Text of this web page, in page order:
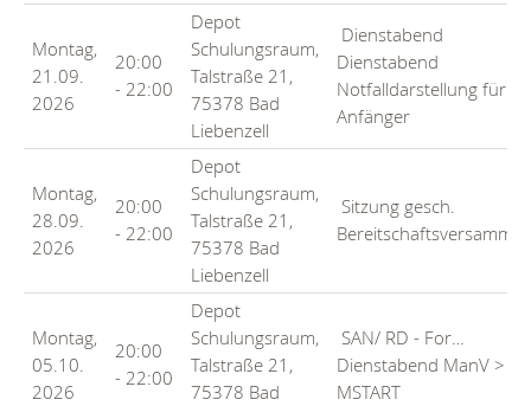
Montag,
21.09.
2026
20:00
- 22:00
Depot
Schulungsraum,
Talstraße 21,
75378 Bad
Liebenzell
Dienstabend
Dienstabend
Notfalldarstellung für
Anfänger
Montag,
28.09.
2026
20:00
- 22:00
Depot
Schulungsraum,
Talstraße 21,
75378 Bad
Liebenzell
Sitzung gesch.
Montag,
05.10.
2026
20:00
- 22:00
Depot
Schulungsraum,
Talstraße 21,
75378 Bad
SAN/ RD - For…
Dienstabend ManV >
MSTART